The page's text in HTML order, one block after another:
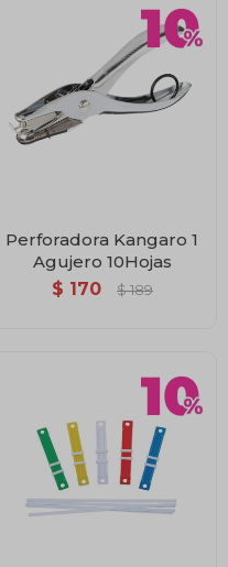
Perforadora Kangaro 1
Agujero 10Hojas
$ 170 $ 189